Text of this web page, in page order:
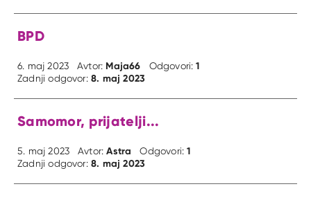
BPD
6. maj 2023 Avtor: Maja66 Odgovori:1
Zadnji odgovor:8. maj 2023
Samomor, prijatelji...
5. maj 2023 Avtor:Astra Odgovori:1
Zadnji odgovor:8. maj 2023